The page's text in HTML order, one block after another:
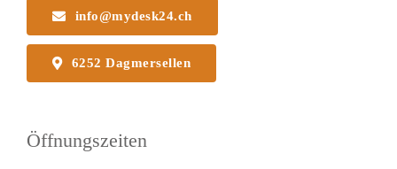
info@mydesk24.ch
6252 Dagmersellen
Öffnungszeiten